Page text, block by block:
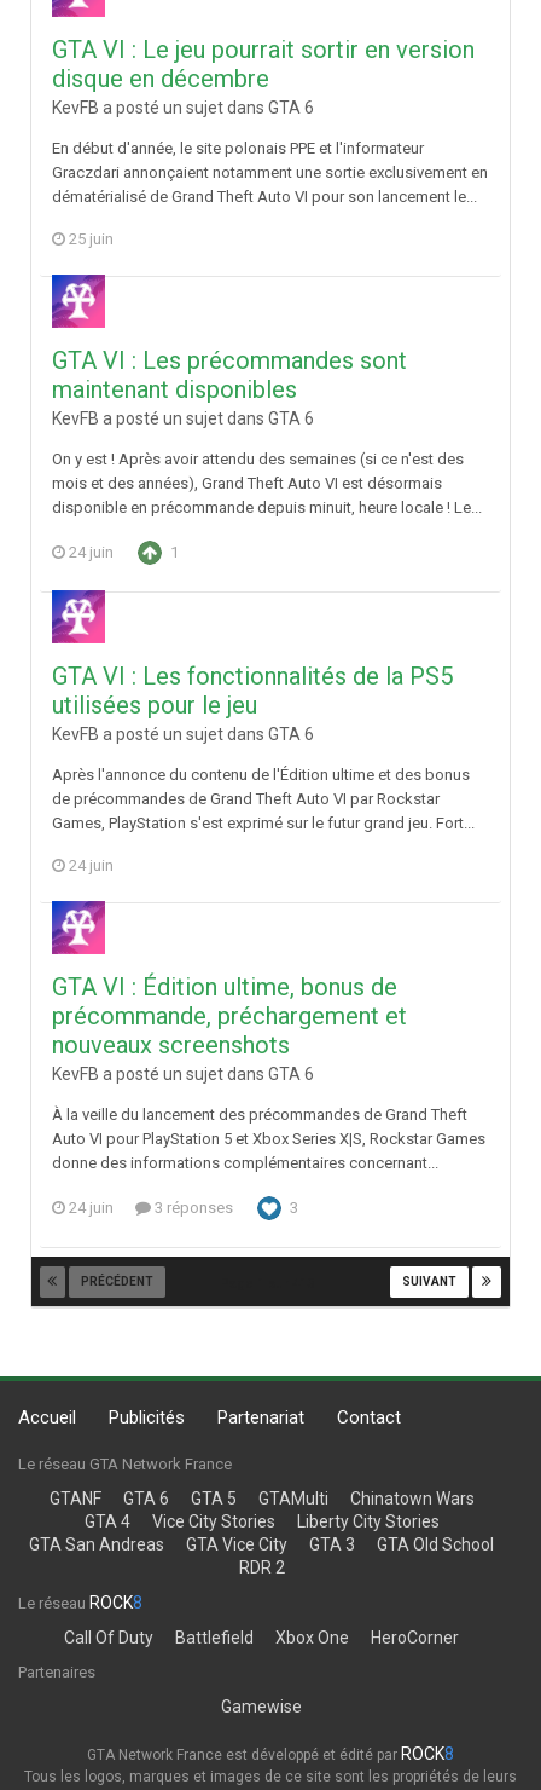
GTA VI : Le jeu pourrait sortir en version
disque en décembre
KevFB a posté un sujet dans GTA 6
En début d'année, le site polonais PPE et l'informateur
Graczdari annonçaient notamment une sortie exclusivement en
dématérialisé de Grand Theft Auto VI pour son lancement le...
25 juin
GTA VI : Les précommandes sont
maintenant disponibles
KevFB a posté un sujet dans GTA 6
On y est ! Après avoir attendu des semaines (si ce n'est des
mois et des années), Grand Theft Auto VI est désormais
disponible en précommande depuis minuit, heure locale ! Le...
24 juin 1
GTA VI : Les fonctionnalités de la PS5
utilisées pour le jeu
KevFB a posté un sujet dans GTA 6
Après l'annonce du contenu de l'Édition ultime et des bonus
de précommandes de Grand Theft Auto VI par Rockstar
Games, PlayStation s'est exprimé sur le futur grand jeu. Fort...
24 juin
GTA VI : Édition ultime, bonus de
précommande, préchargement et
nouveaux screenshots
KevFB a posté un sujet dans GTA 6
À la veille du lancement des précommandes de Grand Theft
Auto VI pour PlayStation 5 et Xbox Series X|S, Rockstar Games
donne des informations complémentaires concernant...
24 juin 3 réponses 3
PRÉCÉDENT SUIVANT
Accueil Publicités Partenariat Contact
Le réseau GTA Network France
GTANF GTA 6 GTA 5 GTAMulti
Chinatown Wars
GTA 4
Vice City Stories
Liberty City Stories
GTA San Andreas
GTA Vice City GTA 3
GTA Old School
RDR 2
Le réseau ROCK8
Call Of Duty
Battlefield Xbox One HeroCorner
Partenaires
Gamewise
GTA Network France est développé et édité par ROCK8
Tous les logos, marques et images de ce site sont les propriétés de leurs